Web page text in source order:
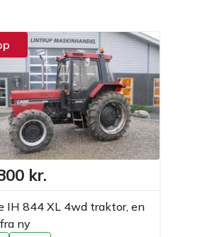
kr.
IH 844 XL 4wd traktor, en
ny